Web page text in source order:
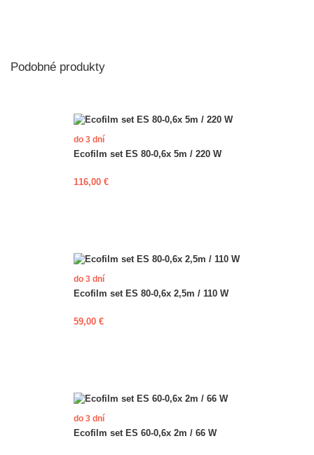
Podobné produkty
do 3 dní
Ecofilm set ES 80-0,6x 5m / 220 W
116,00 €
do 3 dní
Ecofilm set ES 80-0,6x 2,5m / 110 W
59,00 €
do 3 dní
Ecofilm set ES 60-0,6x 2m / 66 W